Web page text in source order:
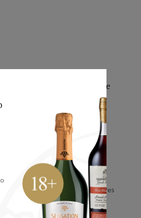
Gewurztraminer Spatlese
Schwedhelm, 2024 г.
Белое, Сладкое, 0.75 л
5 586 ₽